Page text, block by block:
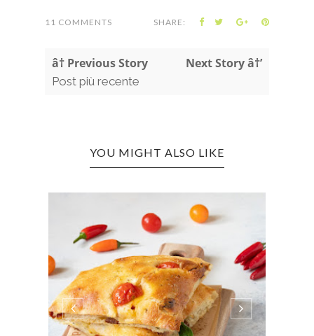
11 COMMENTS SHARE:
â† Previous Story
Post più recente
Next Story â†’
YOU MIGHT ALSO LIKE